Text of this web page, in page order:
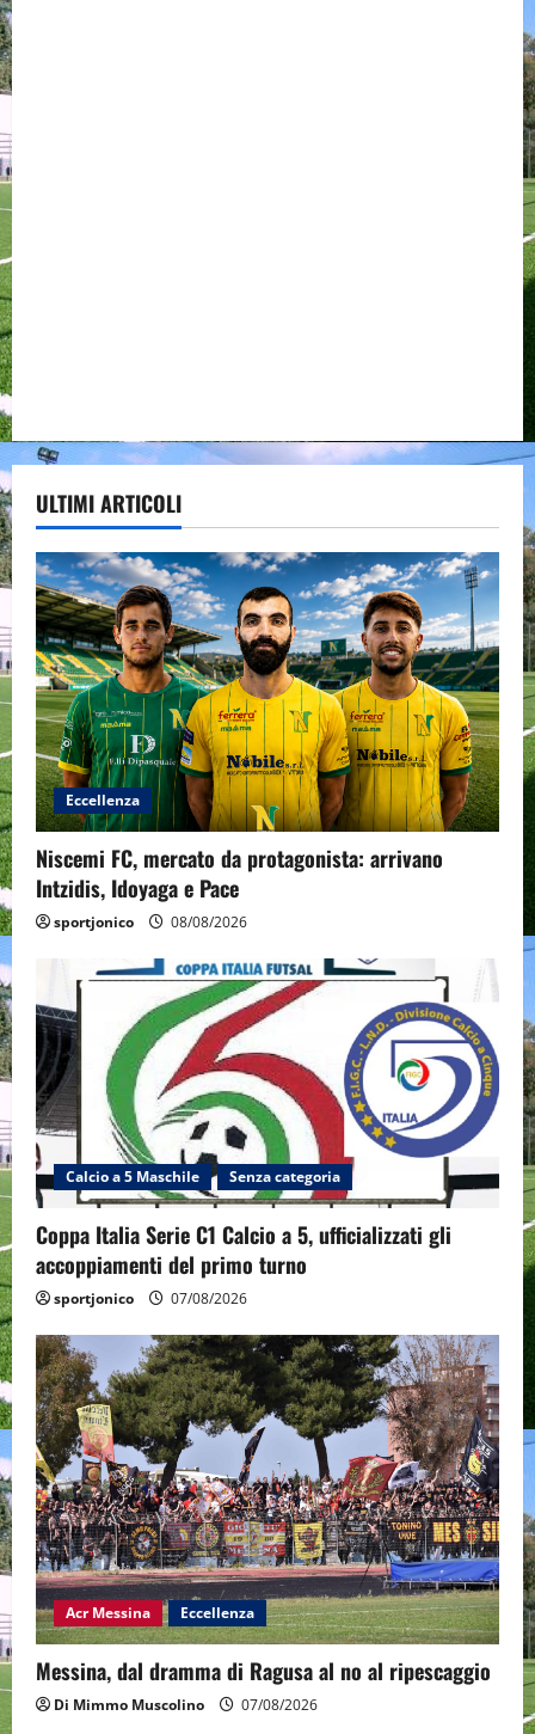
ULTIMI ARTICOLI
Eccellenza
Niscemi FC, mercato da protagonista: arrivano
Intzidis, Idoyaga e Pace
sportjonico 08/08/2026
Calcio a 5 Maschile Senza categoria
Coppa Italia Serie C1 Calcio a 5, ufficializzati gli
accoppiamenti del primo turno
sportjonico 07/08/2026
Acr Messina Eccellenza
Messina, dal dramma di Ragusa al no al ripescaggio
Di Mimmo Muscolino 07/08/2026